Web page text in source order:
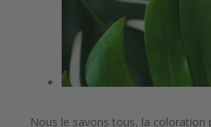
Nous le savons tous, la coloration